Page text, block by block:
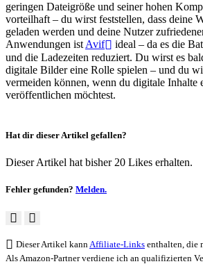
geringen Dateigröße und seiner hohen
vorteilhaft – du wirst feststellen, dass deine
geladen werden und deine Nutzer
Anwendungen ist Avif
ideal – da es die
und die Ladezeiten reduziert. Du wirst es
digitale Bilder eine Rolle spielen – und du
vermeiden können, wenn du digitale Inhalte
veröffentlichen möchtest.
Hat dir dieser Artikel gefallen?
Dieser Artikel hat bisher 20 Likes erhalten.
Fehler gefunden? Melden.
Dieser Artikel kann Affiliate-Links enthalten, die
Als Amazon-Partner verdiene ich an qualifizierten